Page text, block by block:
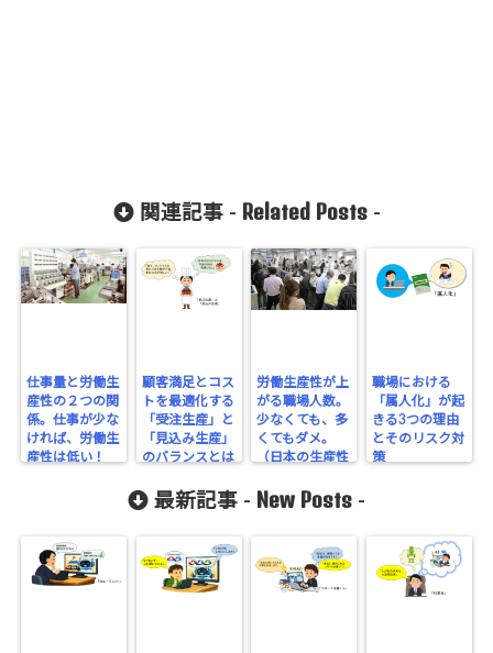
関連記事 - Related Posts-
仕事量と労働生
産性の２つの関
係。仕事が少な
ければ、労働生
産性は低い！
顧客満足とコス
トを最適化する
「受注生産」と
「見込み生産」
のバランスとは
労働生産性が上
がる職場人数。
少なくても、多
くてもダメ。
（日本の生産性
職場における
「属人化」が起
きる3つの理由
とそのリスク対
策
最新記事 - New Posts -